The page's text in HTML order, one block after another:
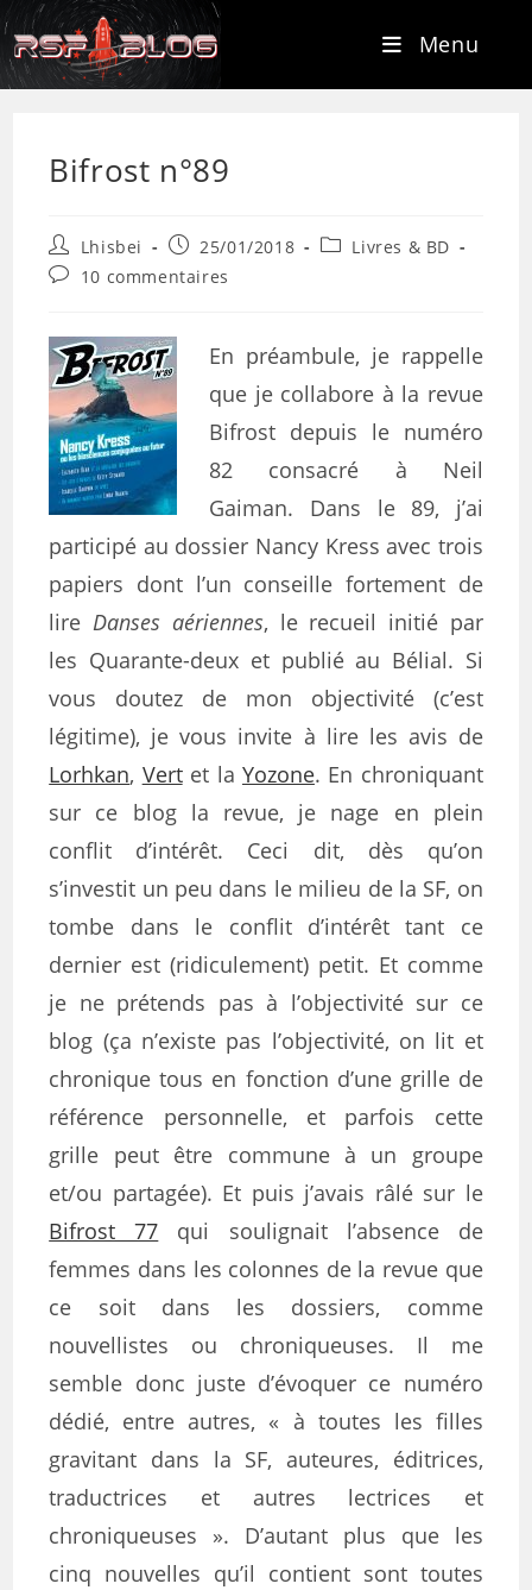
Menu
Bifrost n°89
Lhisbei 25/01/2018
Livres & BD
10 commentaires
En préambule, je rappelle
que je collabore à la revue
Bifrost depuis le numéro
82 consacré à Neil
Gaiman. Dans le 89, j’ai
participé au dossier Nancy Kress avec trois
papiers dont l’un conseille fortement de
lire Danses aériennes, le recueil initié par
les Quarante-deux et publié au Bélial. Si
vous doutez de mon objectivité (c’est
légitime), je vous invite à lire les avis de
Lorhkan, Vertet la Yozone. En chroniquant
sur ce blog la revue, je nage en plein
conflit d’intérêt. Ceci dit, dès qu’on
s’investit un peu dans le milieu de la SF, on
tombe dans le conflit d’intérêt tant ce
dernier est (ridiculement) petit. Et comme
je ne prétends pas à l’objectivité sur ce
blog (ça n’existe pas l’objectivité, on lit et
chronique tous en fonction d’une grille de
référence personnelle, et parfois cette
grille peut être commune à un groupe
et/ou partagée). Et puis j’avais râlé sur le
Bifrost 77 qui soulignait l’absence de
femmes dans les colonnes de la revue que
ce soit dans les dossiers, comme
nouvellistes ou chroniqueuses. Il me
semble donc juste d’évoquer ce numéro
dédié, entre autres, « à toutes les filles
gravitant dans la SF, auteures, éditrices,
traductrices et autres lectrices et
chroniqueuses ». D’autant plus que les
cinq nouvelles qu’il contient sont toutes